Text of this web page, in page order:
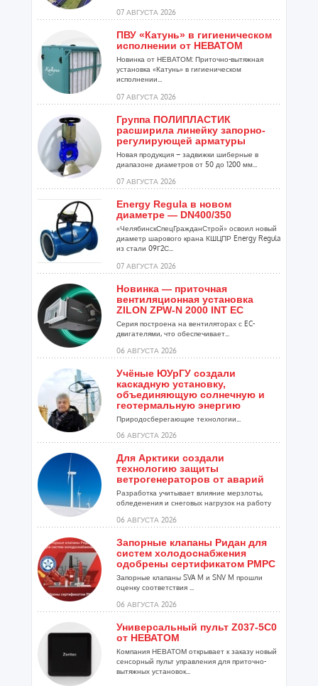
07 АВГУСТА 2026
ПВУ «Катунь» в гигиеническом
исполнении от НЕВАТОМ
Новинка от НЕВАТОМ: Приточно-вытяжная
установка «Катунь» в гигиеническом
исполнении...
07 АВГУСТА 2026
Группа ПОЛИПЛАСТИК
расширила линейку запорно-
регулирующей арматуры
Новая продукция – задвижки шиберные в
диапазоне диаметров от 50 до 1200 мм...
07 АВГУСТА 2026
Energy Regula в новом
диаметре — DN400/350
«ЧелябинскСпецГражданСтрой» освоил новый
диаметр шарового крана КШЦПР Energy Regula
из стали 09Г2С...
07 АВГУСТА 2026
Новинка — приточная
вентиляционная установка
ZILON ZPW-N 2000 INT EC
Серия построена на вентиляторах с EC-
двигателями, что обеспечивает...
06 АВГУСТА 2026
Учёные ЮУрГУ создали
каскадную установку,
объединяющую солнечную и
геотермальную энергию
Природосберегающие технологии...
06 АВГУСТА 2026
Для Арктики создали
технологию защиты
ветрогенераторов от аварий
Разработка учитывает влияние мерзлоты,
обледенения и снеговых нагрузок на работу
06 АВГУСТА 2026
Запорные клапаны Ридан для
систем холодоснабжения
одобрены сертификатом РМРС
Запорные клапаны SVA M и SNV M прошли
оценку соответствия ...
06 АВГУСТА 2026
Универсальный пульт Z037-5C0
от НЕВАТОМ
Компания НЕВАТОМ открывает к заказу новый
сенсорный пульт управления для приточно-
вытяжных установок...